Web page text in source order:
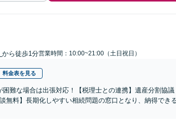
から徒歩1分営業時間：10:00~21:00（土日祝日）
料金表を見る
困難な場合は出張対応！【税理士との連携】遺産分割協
無料】長期化しやすい相続問題の窓口となり、納得でき